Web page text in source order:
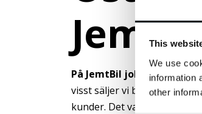
This
We use
information
other
På JemtBil jobbar vi med
visst säljer vi bilar också,
kunder. Det var med den